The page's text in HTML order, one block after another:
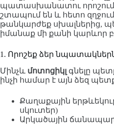
պատասխանատու որոշում
շտապում են և հետո
թանկարժեք սխալներից,
իմանաք մի քանի կարևոր
1. Որոշեք ձեր նպատակներն
Մինչև մոտոցիկլ գնելը
ինչի համար է այն ձեզ
Քաղաքային
սկուտեր)
Արկածային